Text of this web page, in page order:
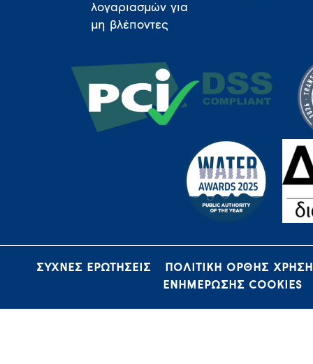
λογαριασμών για
μη βλέποντες
ΣΥΧΝΕΣ ΕΡΩΤΗΣΕΙΣ
ΠΟΛΙΤΙΚΗ ΟΡΘΗΣ
ΕΝΗΜΕΡΩΣΗΣ COOKIES